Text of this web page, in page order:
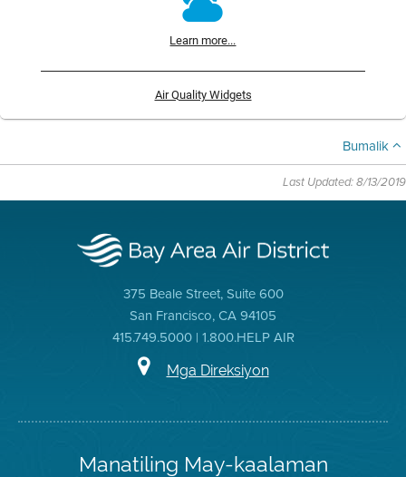
Learn more...
Air Quality Widgets
Bumalik
Last Updated: 8/13/2019
375 Beale Street, Suite 600
San Francisco, CA 94105
415.749.5000 | 1.800.HELP AIR
Mga Direksiyon
Manatiling May-kaalaman